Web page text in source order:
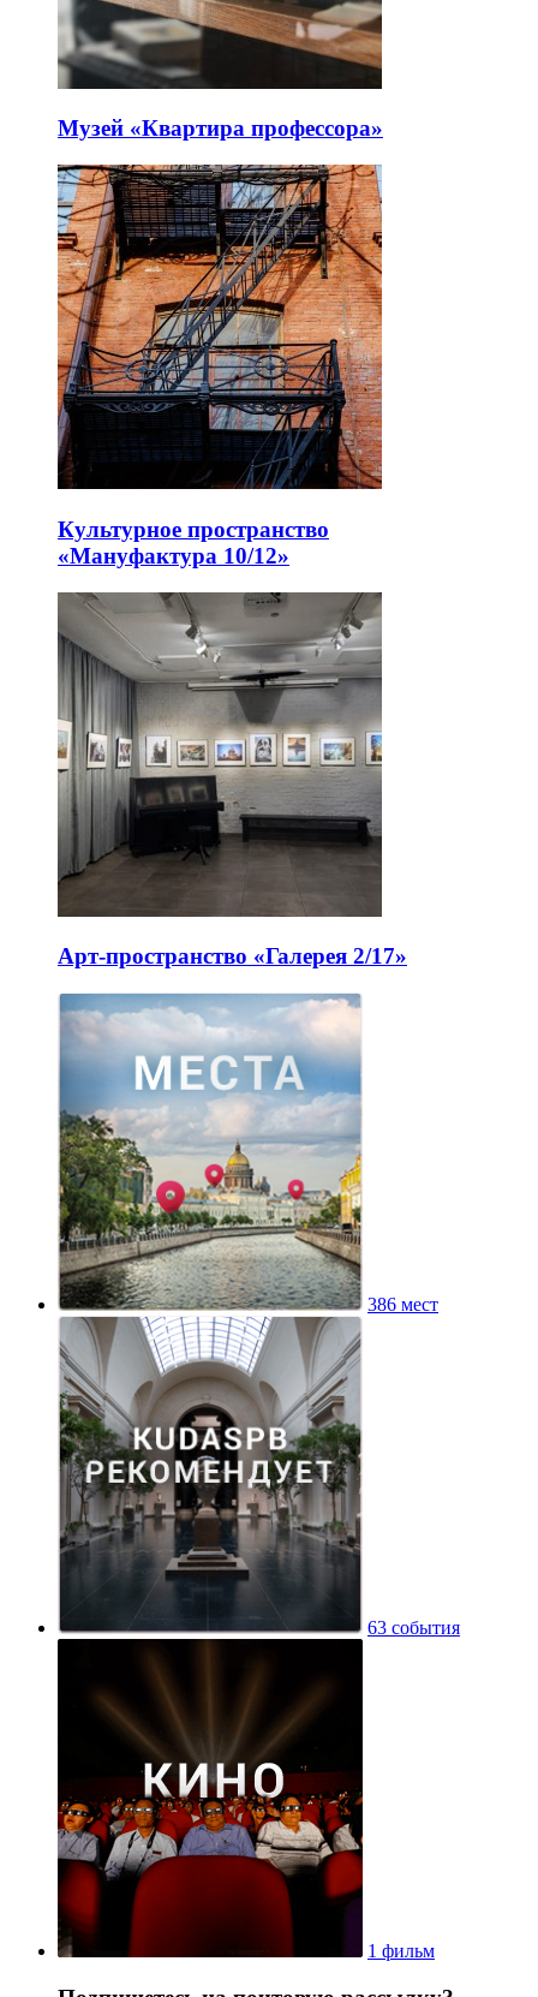
Музей «Квартира профессора»
Культурное пространство
«Мануфактура 10/12»
Арт-пространство «Галерея 2/17»
386 мест
63 события
1 фильм